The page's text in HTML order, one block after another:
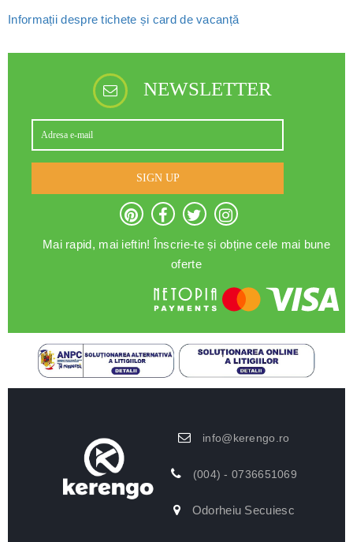
Informații despre tichete și card de vacanță
NEWSLETTER
SIGN UP
Mai rapid, mai ieftin! Înscrie-te și obține cele mai bune
oferte
info@kerengo.ro
(004) - 0736651069
Odorheiu Secuiesc